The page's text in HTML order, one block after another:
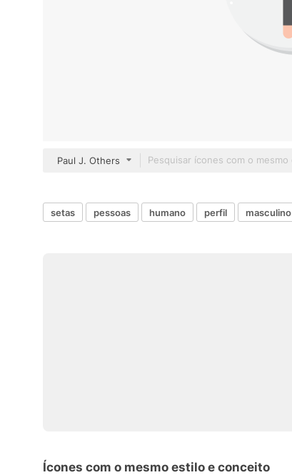
Paul J. Others
setas pessoas humano perfil masculino
Ícones com o mesmo estilo e conceito